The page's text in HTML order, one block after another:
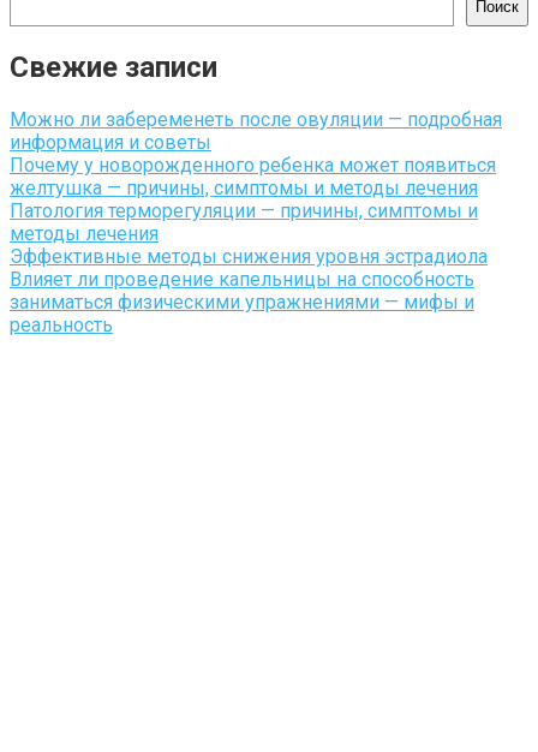
Поиск
Свежие записи
Можно ли забеременеть после овуляции — подробная
информация и советы
Почему у новорожденного ребенка может появиться
желтушка — причины, симптомы и методы лечения
Патология терморегуляции — причины, симптомы и
методы лечения
Эффективные методы снижения уровня эстрадиола
Влияет ли проведение капельницы на способность
заниматься физическими упражнениями — мифы и
реальность